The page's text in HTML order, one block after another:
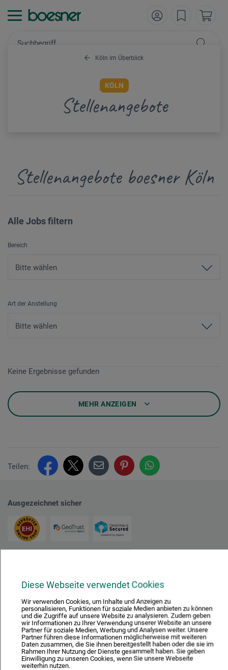
Diese Webseite verwendet Cookies
Wir verwenden Cookies, um Inhalte und Anzeigen zu
personalisieren, Funktionen für soziale Medien anbieten zu können
und die Zugriffe auf unsere Website zu analysieren. Zudem geben
wir Informationen zu Ihrer Verwendung unserer Website an unsere
Partner für soziale Medien, Werbung und Analysen weiter. Unsere
Partner führen diese Informationen möglicherweise mit weiteren
Daten zusammen, die Sie ihnen bereitgestellt haben oder die sie im
Rahmen Ihrer Nutzung der Dienste gesammelt haben. Sie geben
Einwilligung zu unseren Cookies, wenn Sie unsere Webseite
weiterhin nutzen.
Köln im Überblick
KÖLN
Stellenangebote
Stellenangebote boesner Köln
Alle Jobs filtern
Bereich
Art der Anstellung
Keine Ergebnisse gefunden
MEHR ANZEIGEN
Teilen:
Ausgezeichnet sicher
Mit diesem Logo möchten wir zeigen, dass wir Kunde bei Der Grüne Punkt –
Duales System Deutschland GmbH sind und unsere Verkaufsverpackungen
für Deutschland am dualen System Der Grüne Punkt beteiligen.